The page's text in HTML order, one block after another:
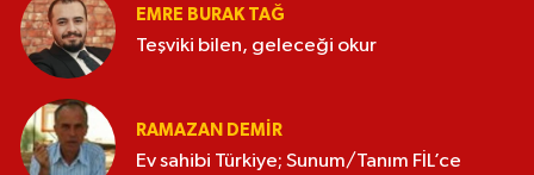
EMRE BURAK TAĞ
Teşviki bilen, geleceği okur
RAMAZAN DEMİR
Ev sahibi Türkiye; Sunum/Tanım FİL’ce